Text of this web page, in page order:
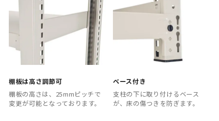
棚板は高さ調節可
棚板の高さは、25mmピッチで
変更が可能となっております。
ベース付き
支柱の下に取り付けるベース
が、床の傷つきを防ぎます。